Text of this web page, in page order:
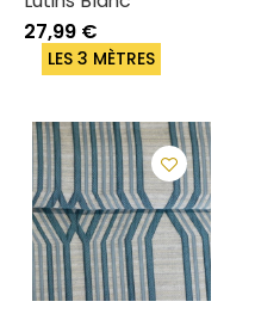
27,99 €
LES 3 MÈTRES